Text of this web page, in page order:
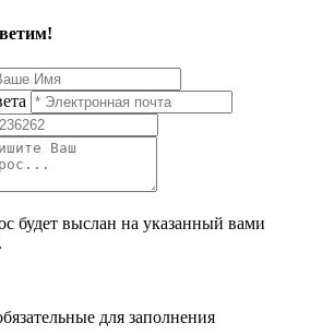
будет выслан на указанный вами
для заполнения